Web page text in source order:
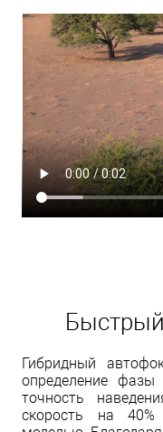
Гибридный
определение фазы
точность
скорость на